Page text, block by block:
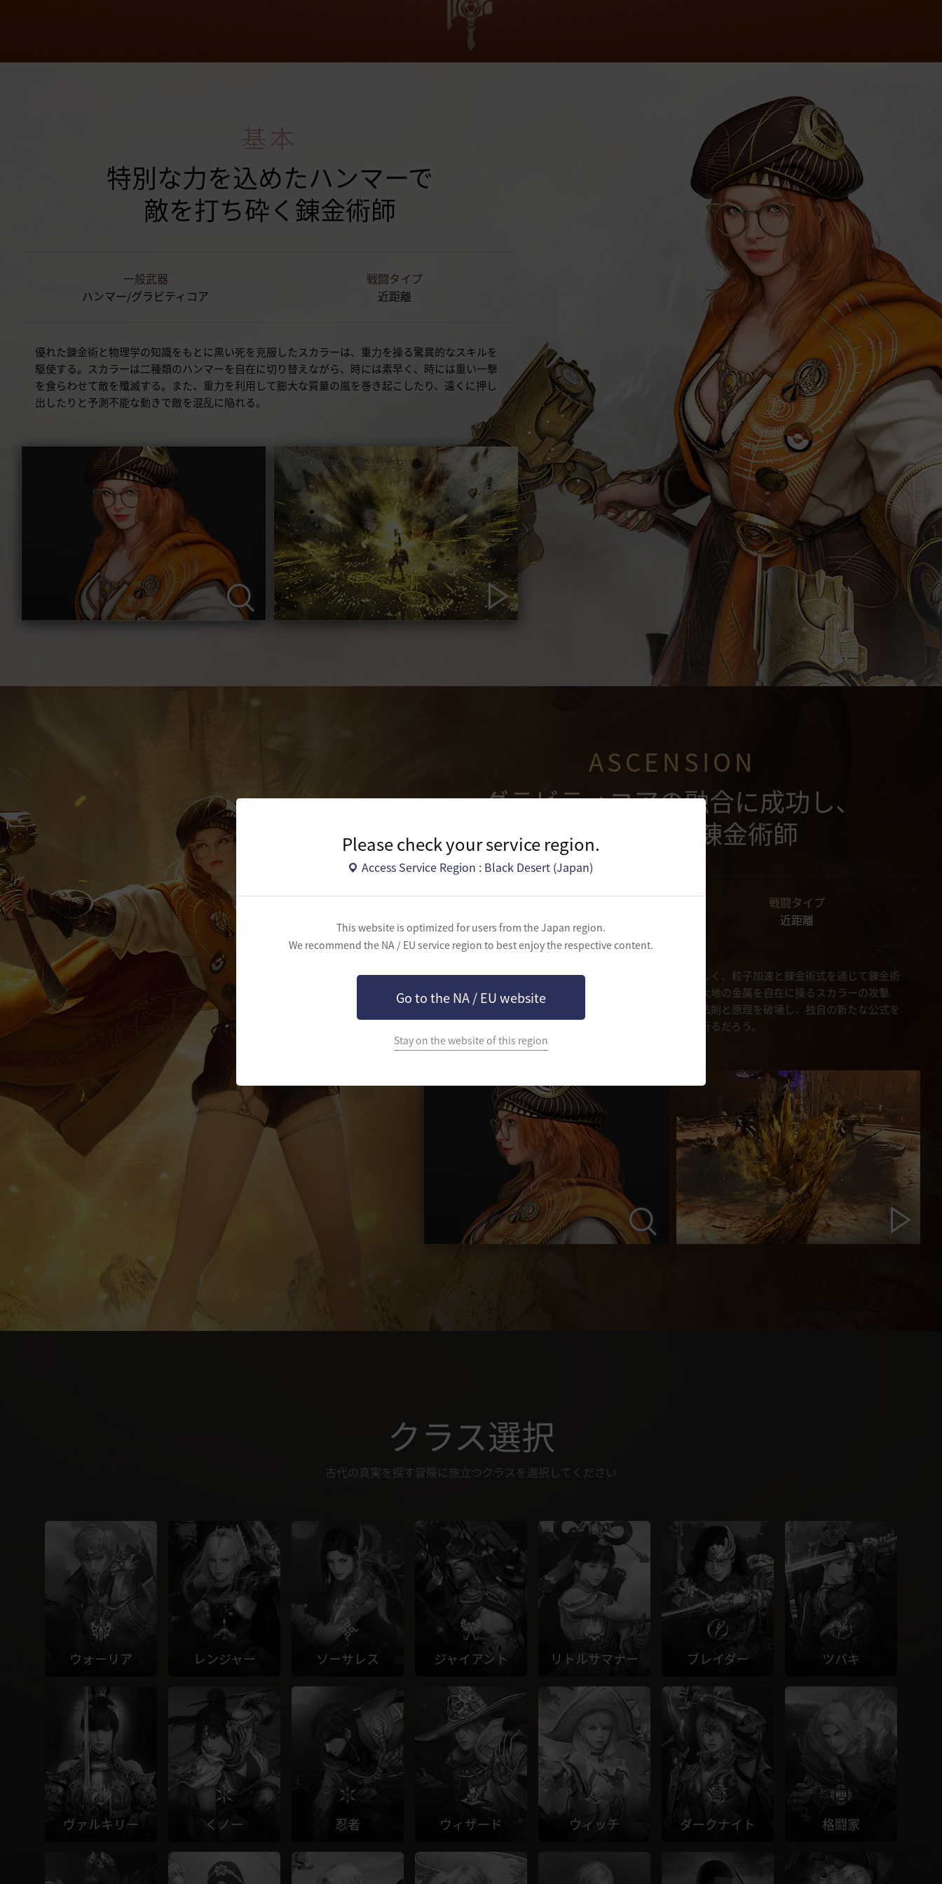
Please check your service region.
Access Service Region : Black Desert (Japan)
This website is optimized for users from the Japan region.
We recommend the NA / EU service region to best enjoy the respective content.
Go to the NA / EU website
Stay on the website of this region
基本
特別な力を込めたハンマーで
敵を打ち砕く錬金術師
一般武器
ハンマー/グラビティコア
戦闘タイプ
近距離
優れた錬金術と物理学の知識をもとに黒い死を克服したスカラーは、重力を操る驚異的なスキルを
駆使する。スカラーは二種類のハンマーを自在に切り替えながら、時には素早く、時には重い一撃
を食らわせて敵を殲滅する。また、重力を利用して膨大な質量の嵐を巻き起こしたり、遠くに押し
出したりと予測不能な動きで敵を混乱に陥れる。
ASCENSION
グラビティコアの融合に成功し、
境地を超えた錬金術師
覚醒武器
スレッジハンマー
戦闘タイプ
近距離
力を解放したスカラーは、錬金術師という過去にふさわしく、粒子加速と錬金術式を通じて錬金術
師の夢である「黄金」を錬成する。速度と質量、そして大地の金属を自在に操るスカラーの攻撃
は、まさに莫大な質量の嵐と言わざるを得ない。世界の法則と原理を破壊し、独自の新たな公式を
生み出すスカラーの攻撃の前に、敵は為す術もなく膝を折るだろう。
クラス選択
古代の真実を探す冒険に旅立つクラスを選択してください
ウォーリア レンジャー ソーサレス ジャイアント リトルサマナー ブレイダー ツバキ
ヴァルキリー くノ一 忍者 ウィザード ウィッチ ダークナイト 格闘家